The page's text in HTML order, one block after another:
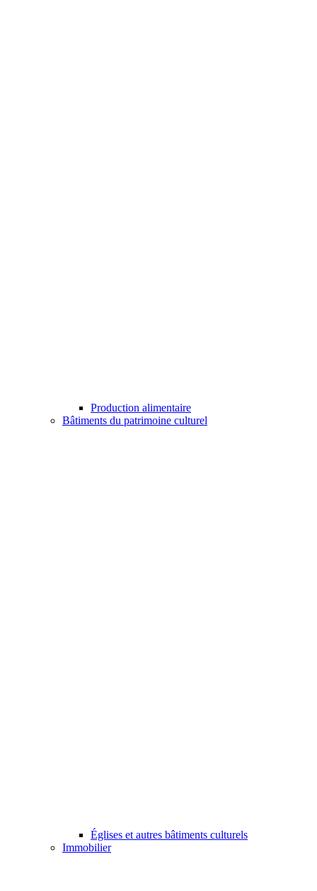
Production alimentaire
Bâtiments du patrimoine culturel
Églises et autres bâtiments culturels
Immobilier